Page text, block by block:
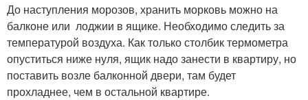
До наступления морозов, хранить морковь можно на
балконе или лоджии в ящике. Необходимо следить за
температурой воздуха. Как только столбик термометра
опуститься ниже нуля, ящик надо занести в квартиру, но
поставить возле балконной двери, там будет
прохладнее, чем в остальной квартире.